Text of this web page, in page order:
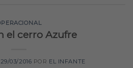
el cerro Azufre
29/03/2016 POR EL INFANTE